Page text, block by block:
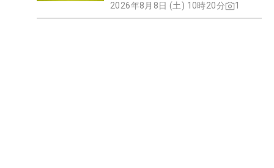
2026年8月8日 (土) 10時20分 1